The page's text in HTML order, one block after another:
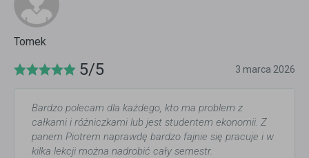
Tomek
5/5 3 marca 2026
Bardzo polecam dla każdego, kto ma problem z
całkami i różniczkami lub jest studentem ekonomii. Z
panem Piotrem naprawdę bardzo fajnie się pracuje i w
kilka lekcji można nadrobić cały semestr.